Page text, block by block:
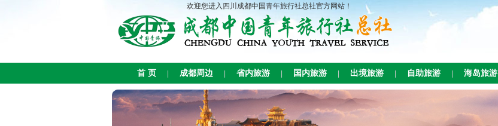
欢迎您进入四川成都中国青年旅行社总社官方网站！
首 页 成都周边 省内旅游 国内旅游 出境旅游 自助旅游 海岛旅游